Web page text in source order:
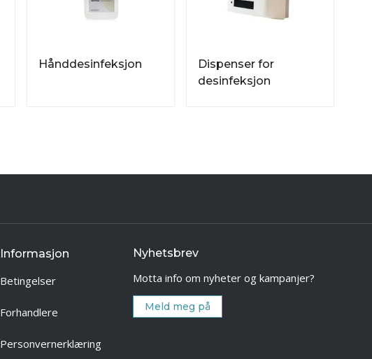
Hånddesinfeksjon
Dispenser for
desinfeksjon
Informasjon
Betingelser
Forhandlere
Personvernerklæring
Nyhetsbrev
Motta info om nyheter og kampanjer?
Meld meg på